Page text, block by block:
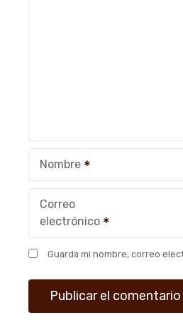
n
r
a
Nombre
Correo
electrónico
Guarda mi nombre, correo